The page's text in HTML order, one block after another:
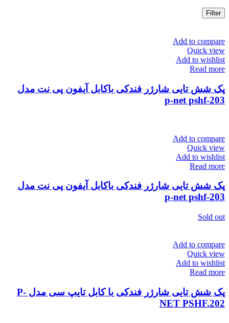
Filter
Add to compare
Quick view
Add to wishlist
Read more
پک شش تایی شارژر فندکی باکابل آیفون پی نت مدل
203-p-net pshf
Add to compare
Quick view
Add to wishlist
Read more
پک شش تایی شارژر فندکی باکابل آیفون پی نت مدل
203-p-net pshf
Sold out
Add to compare
Quick view
Add to wishlist
Read more
پک شش تایی شارژر فندکی با کابل تایپ سی مدل P-
NET PSHF.202